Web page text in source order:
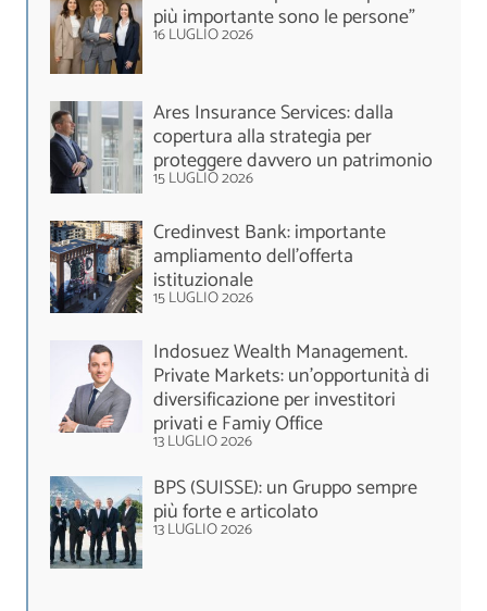
più importante sono le persone”
16 LUGLIO 2026
Ares Insurance Services: dalla
copertura alla strategia per
proteggere davvero un patrimonio
15 LUGLIO 2026
Credinvest Bank: importante
ampliamento dell’offerta
istituzionale
15 LUGLIO 2026
Indosuez Wealth Management.
Private Markets: un’opportunità di
diversificazione per investitori
privati e Famiy Office
13 LUGLIO 2026
BPS (SUISSE): un Gruppo sempre
più forte e articolato
13 LUGLIO 2026